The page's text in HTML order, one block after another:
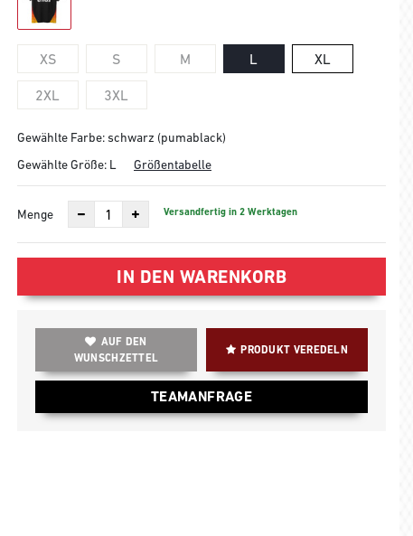
XS S M L XL
2XL 3XL
Gewählte Farbe: schwarz (pumablack)
Gewählte Größe: L Größentabelle
Menge Versandfertig in 2 Werktagen
IN DEN WARENKORB
AUF DEN
WUNSCHZETTEL
PRODUKT VEREDELN
TEAMANFRAGE